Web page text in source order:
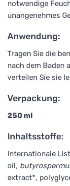
notwendige
unangenehmes
Anwendung:
Tragen Sie die
nach dem Baden
verteilen Sie sie
Verpackung:
250 ml
Inhaltsstoffe:
Internationale
oil,
extract*,